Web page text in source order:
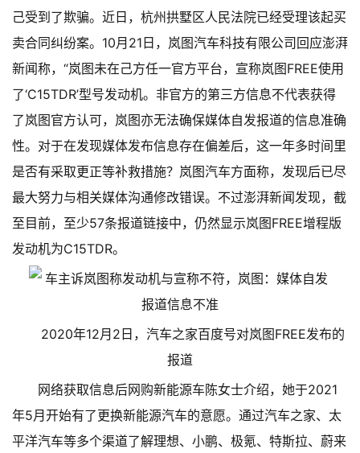
己受到了欺骗。 近日，杭州拱墅区人民法院已经受理该起买
卖合同纠纷案。10月21日，岚图汽车科技有限公司回应澎湃
新闻称，“岚图未在己方任一官方平台，宣称岚图FREE使用
了‘C15TDR’型号发动机。非官方的第三方信息不代表获得
了岚图官方认可，岚图亦无法确保媒体自发报道的信息准确
性。 对于在发现媒体发布信息存在偏差后，这一年多时间里
是否有采取更正等补救措施？岚图汽车方面称，发现后已尽
最大努力与相关媒体沟通修改错误。 不过澎湃新闻发现，截
至目前，至少57条报道链接中，仍然显示岚图FREE增程版
发动机为C15TDR。
2020年12月2日，汽车之家百度号对岚图FREE发布的
报道
网络获取信息后网购新能源车陈女士介绍，她于2021
年5月开始有了更换新能源汽车的意愿。通过汽车之家、太
平洋汽车等多个渠道了解理想、小鹏、极氪、特斯拉、蔚来